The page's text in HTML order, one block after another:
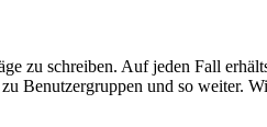
zu schreiben. Auf jeden Fall
Benutzergruppen und so weiter.